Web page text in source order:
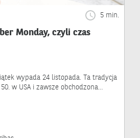
5 min.
Monday, czyli czas
wypada 24 listopada. Ta tradycja
w USA i zawsze obchodzona…